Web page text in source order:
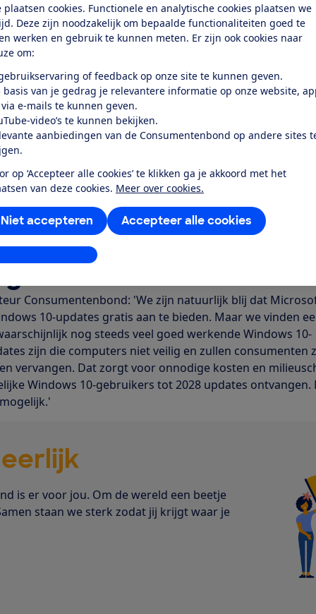
plaatsen cookies. Functionele en analytische cookies plaatsen we
Deze zijn noodzakelijk om bepaalde functionaliteiten goed te
werken en gebruik te kunnen meten. Er zijn ook cookies naar
om:
of feedback op onze site te kunnen geven.
basis van je gedrag je relevantere informatie op onze website,
e-mails te kunnen geven.
video’s te kunnen bekijken.
aanbiedingen van de Consumentenbond op andere sites
op ‘Accepteer alle cookies’ te klikken ga je akkoord met het
van deze cookies. Meer over cookies.
Accepteer alle cookies
Niet accepteren
aanpassen
2025 stoppen met de ondersteuning van Windows
kwetsbaar zouden worden voor hackers. In juli 2025
op om Windows 10 langer te ondersteunen.
en er zijn nog zeker 2 miljoen Nederlandse consumenten
10-computers. Deze apparaten kunnen niet over op
eisen.
1 jaar extra veiligheidsupdates aan tegen betaling
Microsoft aan dat dit gratis zou zijn voor consumenten
gebruikten. De Consumentenbond vindt dat
misbruikte.
hebben nog wel een Microsoft-account nodig. Ook dat
Consumentenbond. Consumenten kunnen de updates
vanuit Windows
onvoldoende
Consumentenbond: 'We zijn natuurlijk blij dat
10-updates gratis aan te bieden. Maar we vinden
nog steeds veel goed werkende Windows 10-
zijn die computers niet veilig en zullen consumenten
vervangen. Dat zorgt voor onnodige kosten en
Windows 10-gebruikers tot 2028 updates ontvangen.
eerlijk
is er voor jou. Om de wereld een beetje
staan we sterk zodat jij krijgt waar je